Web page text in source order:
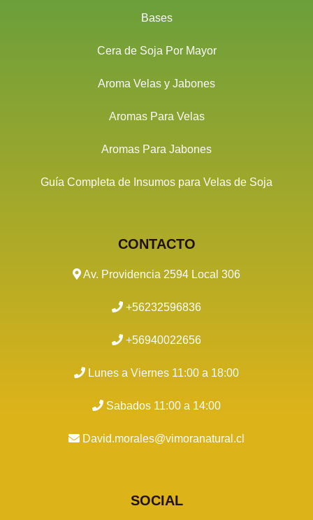
Bases
Cera de Soja Por Mayor
Aroma Velas y Jabones
Aromas Para Velas
Aromas Para Jabones
Guía Completa de Insumos para Velas de Soja
CONTACTO
Av. Providencia 2594 Local 306
+56232596836
+56940022656
Lunes a Viernes 11:00 a 18:00
Sabados 11:00 a 14:00
David.morales@vimoranatural.cl
SOCIAL